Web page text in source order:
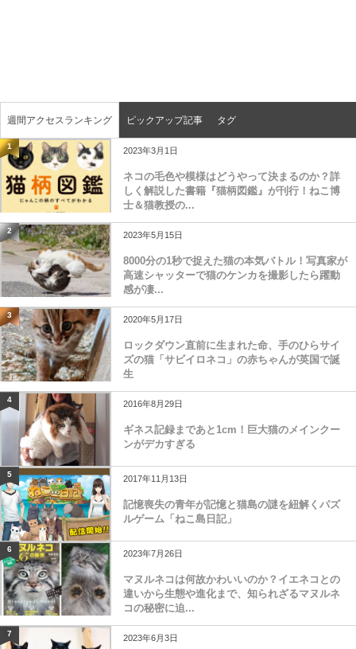
週間アクセスランキング ピックアップ記事 タグ
1 2023年3月1日
ネコの毛色や模様はどうやって決まるのか？詳
しく解説した書籍『猫柄図鑑』が刊行！ねこ博
士＆猫教授の...
2 2023年5月15日
8000分の1秒で捉えた猫の本気バトル！写真家が
高速シャッターで猫のケンカを撮影したら躍動
感が凄...
3 2020年5月17日
ロックダウン直前に生まれた命、手のひらサイ
ズの猫「サビイロネコ」の赤ちゃんが英国で誕
生
4 2016年8月29日
ギネス記録まであと1cm！巨大猫のメインクー
ンがデカすぎる
5 2017年11月13日
記憶喪失の青年が記憶と猫島の謎を紐解くパズ
ルゲーム「ねこ島日記」
6 2023年7月26日
マヌルネコは何故かわいいのか？イエネコとの
違いから生態や進化まで、知られざるマヌルネ
コの秘密に迫...
7 2023年6月3日